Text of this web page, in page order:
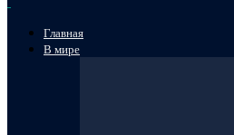
Главная
В мире